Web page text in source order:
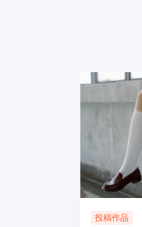
投稿作品